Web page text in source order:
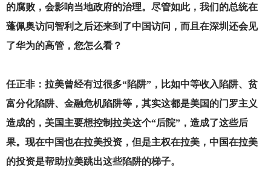
的腐败，会影响当地政府的治理。尽管如此，我们的总统在
蓬佩奥访问智利之后还来到了中国访问，而且在深圳还会见
了华为的高管，您怎么看？
任正非：拉美曾经有过很多“陷阱”，比如中等收入陷阱、贫
富分化陷阱、金融危机陷阱等，其实这都是美国的门罗主义
造成的，美国主要想控制拉美这个“后院”，造成了这些后
果。现在中国也在拉美投资，但是主权在拉美， 中国在拉美
的投资是帮助拉美跳出这些陷阱的梯子。